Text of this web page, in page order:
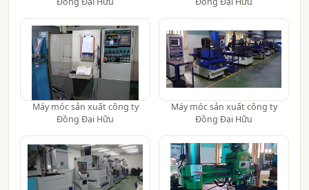
Máy móc sản xuất công ty
Đồng Đại Hữu
Máy móc sản xuất công ty
Đồng Đại Hữu